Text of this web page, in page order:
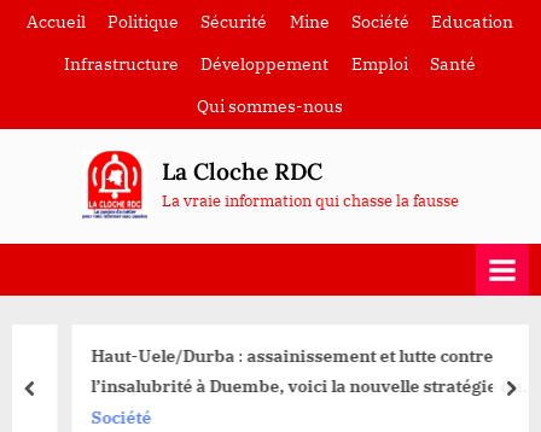
SkipAccueil Politique Sécurité Mine Société
Education
Infrastructure
Développement Emploi
Santé
Qui sommes-nous
La Cloche RDC
La vraie information qui chasse la fausse
Haut-Uele/Durba : assainissement et lutte contre
l’insalubrité à Duembe, voici la nouvelle stratégie du
chef de secteur kibali
Société
prev